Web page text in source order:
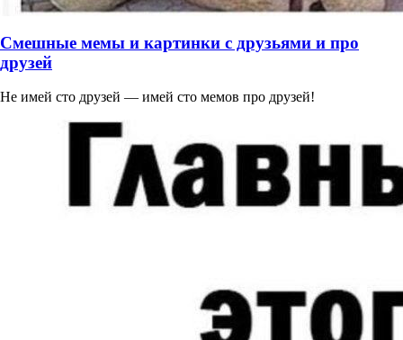
Смешные мемы и картинки с друзьями и про
друзей
Не имей сто друзей — имей сто мемов про друзей!